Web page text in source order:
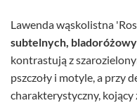
Lawenda wąskolistna
subtelnych,
kontrastują z
pszczoły i motyle, a przy
charakterystyczny, kojący